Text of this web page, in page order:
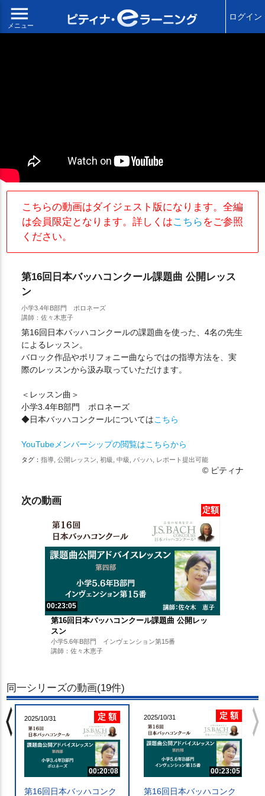
menu
メニュー
ログイン
こちらの動画はダイジェスト版になります。全編
は会員限定となります。詳しくはこちら をご参照
ください。
第16回日本バッハコンクール課題曲 公開レッス
ン
小学3.4年B部門 ポロネーズ
講師：佐々木恵子
第16回日本バッハコンクールの課題曲を使った、4名の先生
によるレッスン。
バロック作品やポリフォニー曲ならではの指導方法を、実
際のレッスンから汲み取っていただけます。
＜レッスン曲＞
小学3.4年B部門 ポロネーズ
◆日本バッハコンクールについてはこちら
YouTubeメンバーシップの閲覧はこちらから
タグ： 指導, 公開レッスン, 初級, 中級, バッハ, レポート提出可能
© ピティナ
次の動画
定額
00:23:05
第16回日本バッハコンクール課題曲 公開レッ
スン
小学5.6年B部門 インヴェンション第15番
講師：佐々木恵子
同一シリーズの動画(19件)
2025/10/31 定 額
00:20:08
第16回日本バッハコンク
2025/10/31 定 額
00:23:05
第16回日本バッハコンク
chevron_left chevron_right